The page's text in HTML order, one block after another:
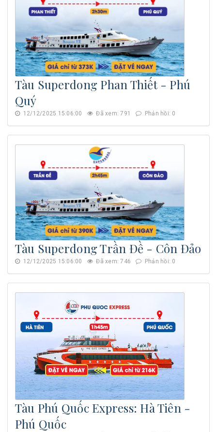
Tàu Superdong Phan Thiết - Phú
Quý
12/12/2025 15:06:00 Đã xem: 791 Phản hồi: 0
Tàu Superdong Trần Đề - Côn Đảo
12/12/2025 15:06:00 Đã xem: 746 Phản hồi: 0
Tàu Phú Quốc Express: Hà Tiên -
Phú Quốc